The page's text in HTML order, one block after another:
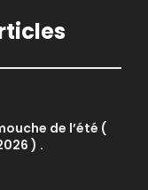
de l’été (
) .